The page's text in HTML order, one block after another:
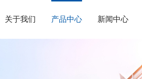
关于我们 产品中心 新闻中心